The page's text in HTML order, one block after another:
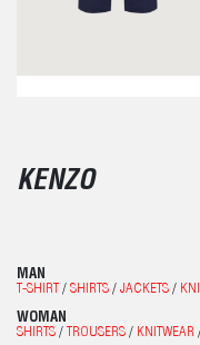
KENZO
MAN
T-SHIRT / SHIRTS / JACKETS /
WOMAN
SHIRTS / TROUSERS / KNITWEAR /